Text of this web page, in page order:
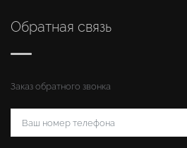
Обратная связь
Заказ обратного звонка